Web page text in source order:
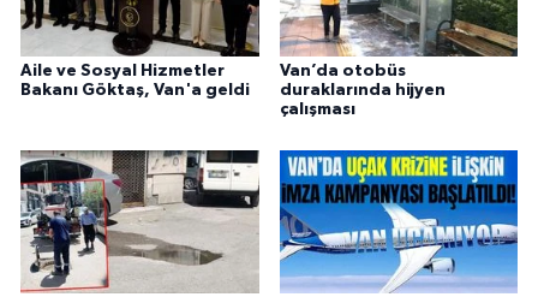
Aile ve Sosyal Hizmetler
Bakanı Göktaş, Van'a geldi
Van’da otobüs
duraklarında hijyen
çalışması